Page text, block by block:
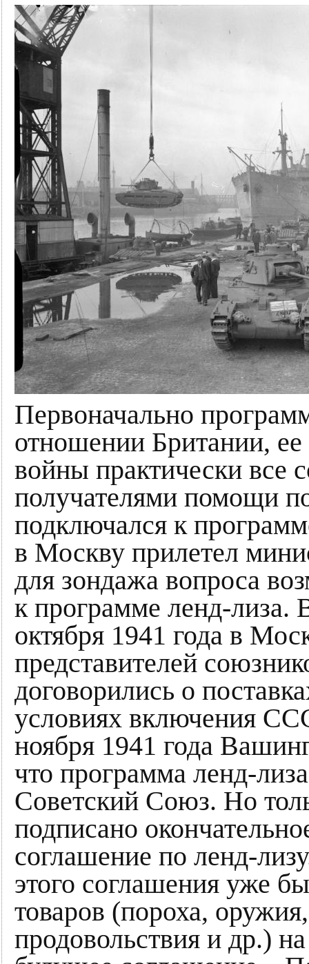
Первоначально
отношении Британии,
войны практически
получателями помощи
подключался к
в Москву прилетел
для зондажа вопроса
к программе ленд-лиза.
октября 1941 года в
представителей
договорились о
условиях включения
ноября 1941 года
что программа ленд-
Советский Союз. Но
подписано
соглашение по ленд-
этого соглашения уже
товаров (пороха,
продовольствия и др.)